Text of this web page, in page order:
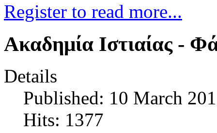
Register to read more...
Ακαδημία Ιστιαίας -
Details
Published: 10 March
Hits: 1377